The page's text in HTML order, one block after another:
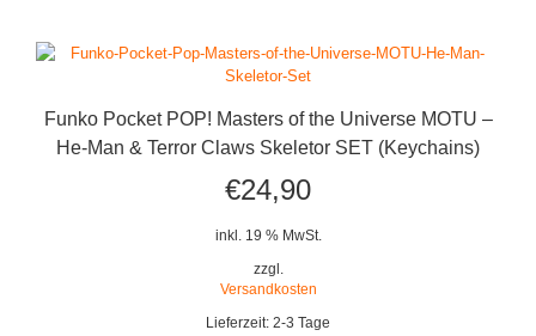
Funko Pocket POP! Masters of the Universe MOTU –
He-Man & Terror Claws Skeletor SET (Keychains)
€24,90
inkl. 19 % MwSt.
zzgl.
Versandkosten
Lieferzeit: 2-3 Tage